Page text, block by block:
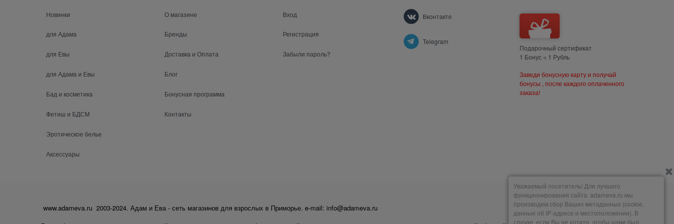
Новинки
для Адама
для Евы
для Адама и Евы
Бад и косметика
Фетиш и БДСМ
Эротическое белье
Аксессуары
О магазине
Бренды
Доставка и Оплата
Блог
Бонусная программа
Контакты
Вход
Регистрация
Забыли пароль?
Вконтакте
Telegram
Подарочный сертификат
1 Бонус = 1 Рубль
Заведи бонусную карту и получай
бонусы , после каждого оплаченного
заказа!
www.adameva.ru 2003-2024. Адам и Ева - сеть магазинов для взрослых в Приморье. e-mail: info@adameva.ru
Мы принимаем
Уважаемый посетитель! Для лучшего
функционирования сайта adameva.ru мы
производим сбор Ваших метаданных (cookie,
данные об IP-адресе и местоположении). В
случае, если Вы не хотите, чтобы нами был